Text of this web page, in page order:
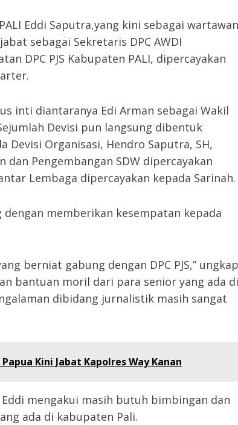
Eddi Saputra,yang kini sebagai wartawan
sebagai Sekretaris DPC AWDI
DPC PJS Kabupaten PALI, dipercayakan
inti diantaranya Edi Arman sebagai Wakil
Devisi pun langsung dibentuk
Devisi Organisasi, Hendro Saputra, SH,
dan Pengembangan SDW dipercayakan
Lembaga dipercayakan kepada Sarinah.
memberikan kesempatan kepada
berniat gabung dengan DPC PJS,” ungkap
bantuan moril dari para senior yang ada di
dibidang jurnalistik masih sangat
Kini Jabat Kapolres Way Kanan
mengakui masih butuh bimbingan dan
ada di kabupaten Pali.